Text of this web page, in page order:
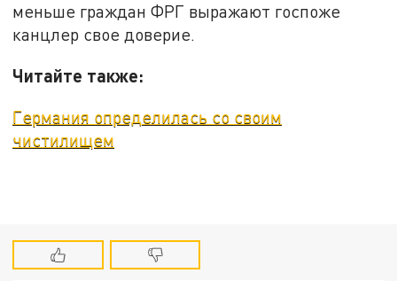
меньше граждан ФРГ выражают госпоже
канцлер свое доверие.
Читайте также:
Германия определилась со своим
чистилищем